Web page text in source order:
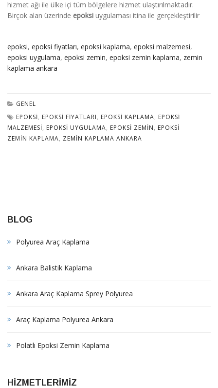
hizmet ağı ile ülke içi tüm bölgelere hizmet ulaştırılmaktadır.
Birçok alan üzerinde epoksi uygulaması itina ile gerçekleştirilir
epoksi, epoksi fiyatları, epoksi kaplama, epoksi malzemesi,
epoksi uygulama, epoksi zemin, epoksi zemin kaplama, zemin
kaplama ankara
GENEL
EPOKSI, EPOKSI FIYATLARI, EPOKSI KAPLAMA, EPOKSI
MALZEMESI, EPOKSI UYGULAMA, EPOKSI ZEMIN, EPOKSI
ZEMIN KAPLAMA, ZEMIN KAPLAMA ANKARA
BLOG
Polyurea Araç Kaplama
Ankara Balistik Kaplama
Ankara Araç Kaplama Sprey Polyurea
Araç Kaplama Polyurea Ankara
Polatlı Epoksi Zemin Kaplama
HİZMETLERİMİZ